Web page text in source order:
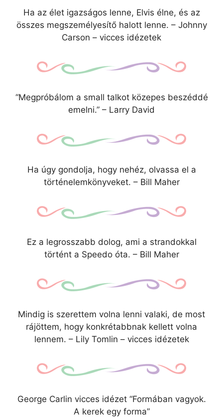
Ha az élet igazságos lenne, Elvis élne, és az
összes megszemélyesítő halott lenne. – Johnny
Carson – vicces idézetek
“Megpróbálom a small talkot közepes beszéddé
emelni.” – Larry David
Ha úgy gondolja, hogy nehéz, olvassa el a
történelemkönyveket. – Bill Maher
Ez a legrosszabb dolog, ami a strandokkal
történt a Speedo óta. – Bill Maher
Mindig is szerettem volna lenni valaki, de most
rájöttem, hogy konkrétabbnak kellett volna
lennem. – Lily Tomlin – vicces idézetek
George Carlin vicces idézet “Formában vagyok.
A kerek egy forma”